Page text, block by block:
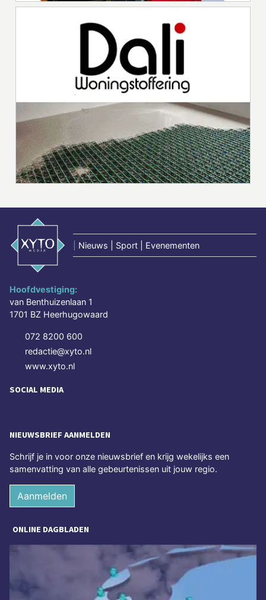
Nieuws | Sport | Evenementen
Hoofdvestiging:
van Benthuizenlaan 1
1701 BZ Heerhugowaard
072 8200 600
redactie@xyto.nl
www.xyto.nl
SOCIAL MEDIA
NIEUWSBRIEF AANMELDEN
Schrijf je in voor onze nieuwsbrief en krijg wekelijks een
samenvatting van alle gebeurtenissen uit jouw regio.
Aanmelden
ONLINE DAGBLADEN